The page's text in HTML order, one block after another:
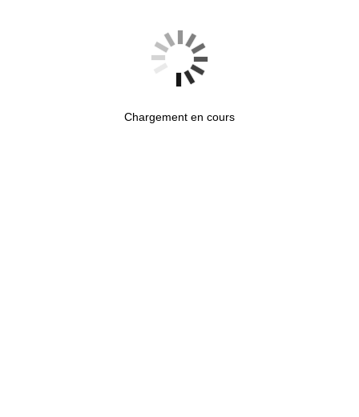
Chargement en cours